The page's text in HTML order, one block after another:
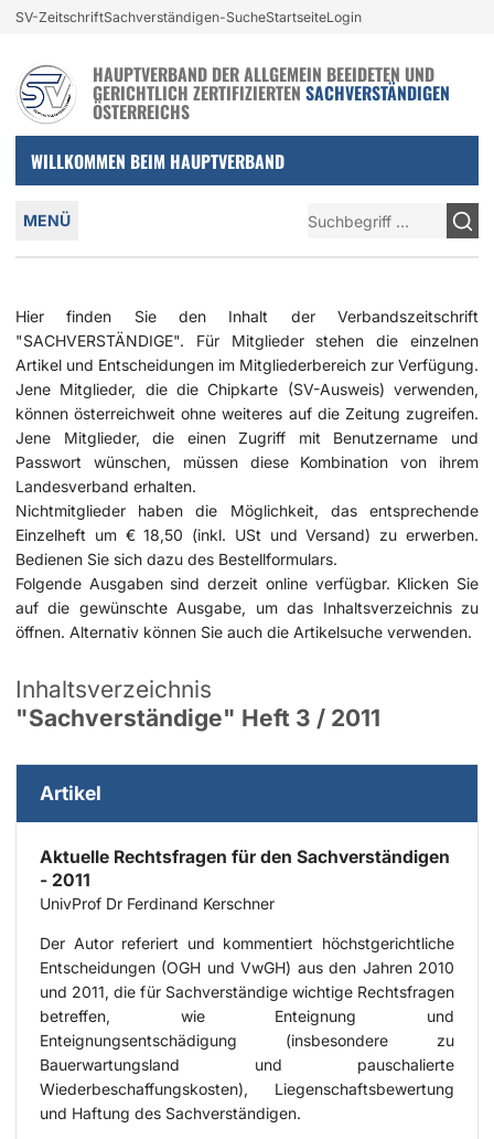
Login und nützliche Links
SV-Zeitschrift(aktiv)
Sachverständigen-SucheStartseiteLogin
HAUPTVERBAND DER ALLGEMEIN BEEIDETEN UND
GERICHTLICH ZERTIFIZIERTEN SACHVERSTÄNDIGEN
ÖSTERREICHS
WILLKOMMEN BEIM HAUPTVERBAND
Hauptmenü
MENÜ
Hier finden Sie den Inhalt der Verbandszeitschrift
"SACHVERSTÄNDIGE". Für Mitglieder stehen die einzelnen
Artikel und Entscheidungen im Mitgliederbereich zur Verfügung.
Jene Mitglieder, die die Chipkarte (SV-Ausweis) verwenden,
können österreichweit ohne weiteres auf die Zeitung zugreifen.
Jene Mitglieder, die einen Zugriff mit Benutzername und
Passwort wünschen, müssen diese Kombination von ihrem
Landesverband erhalten.
Nichtmitglieder haben die Möglichkeit, das entsprechende
Einzelheft um € 18,50 (inkl. USt und Versand) zu erwerben.
Bedienen Sie sich dazu des Bestellformulars.
Folgende Ausgaben sind derzeit online verfügbar. Klicken Sie
auf die gewünschte Ausgabe, um das Inhaltsverzeichnis zu
öffnen. Alternativ können Sie auch die Artikelsuche verwenden.
Inhaltsverzeichnis
"Sachverständige" Heft 3 / 2011
Artikel
Aktuelle Rechtsfragen für den Sachverständigen
- 2011
UnivProf Dr Ferdinand Kerschner
Der Autor referiert und kommentiert höchstgerichtliche
Entscheidungen (OGH und VwGH) aus den Jahren 2010
und 2011, die für Sachverständige wichtige Rechtsfragen
betreffen, wie Enteignung und
Enteignungsentschädigung (insbesondere zu
Bauerwartungsland und pauschalierte
Wiederbeschaffungskosten), Liegenschaftsbewertung
und Haftung des Sachverständigen.